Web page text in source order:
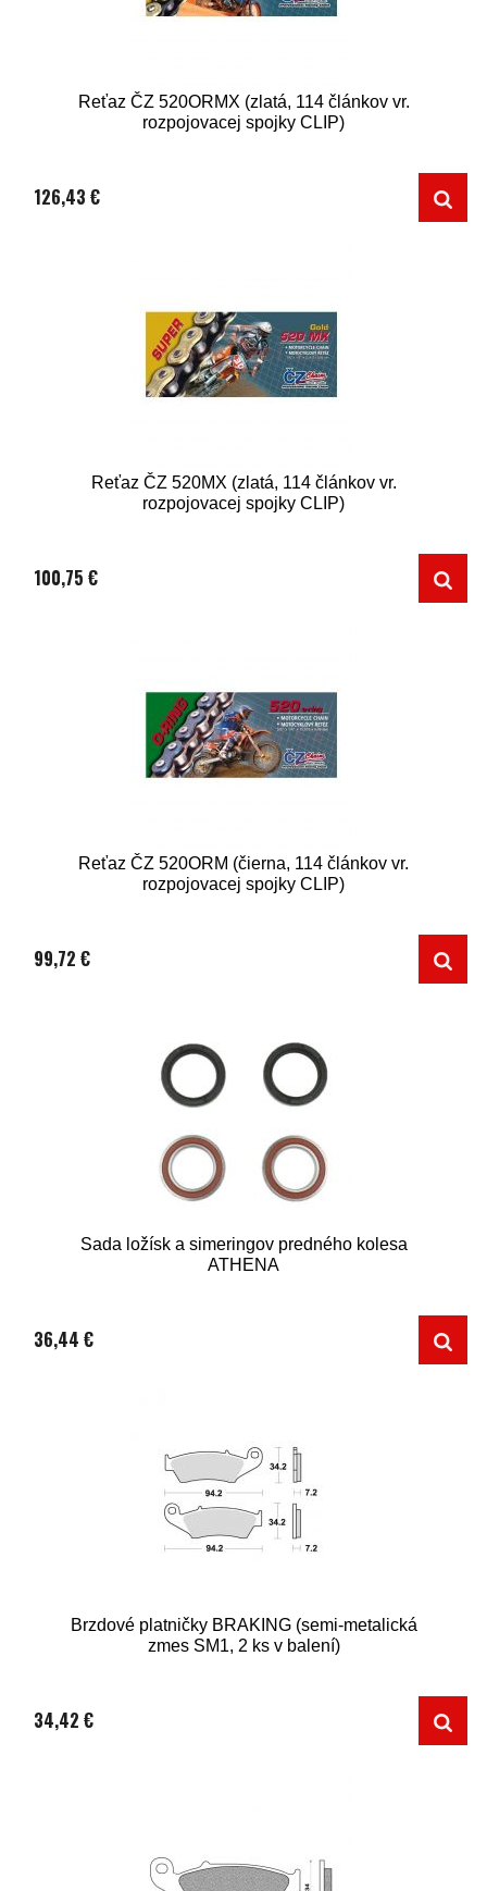
Reťaz ČZ 520ORMX (zlatá, 114 článkov vr.
rozpojovacej spojky CLIP)
126,43 €
Reťaz ČZ 520MX (zlatá, 114 článkov vr.
rozpojovacej spojky CLIP)
100,75 €
Reťaz ČZ 520ORM (čierna, 114 článkov vr.
rozpojovacej spojky CLIP)
99,72 €
Sada ložísk a simeringov predného kolesa
ATHENA
36,44 €
Brzdové platničky BRAKING (semi-metalická
zmes SM1, 2 ks v balení)
34,42 €